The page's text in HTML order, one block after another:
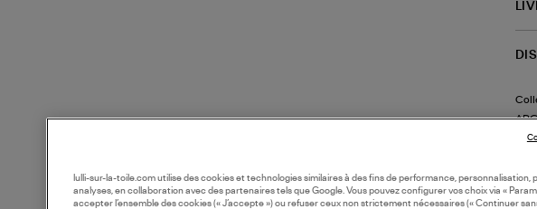
lulli-sur-la-toile.com utilise des cookies et technologies similaires à des fins de performance, personnalisation,
analyses, en collaboration avec des partenaires tels que Google. Vous pouvez configurer vos choix via «
accepter l’ensemble des cookies (« J’accepte ») ou refuser ceux non strictement nécessaires (« Continuer